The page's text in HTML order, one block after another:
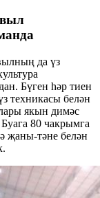
да үз
Бүген һәр тиен
техникасы белән
якын димәс
80 чакрымга
җаны-тәне белән